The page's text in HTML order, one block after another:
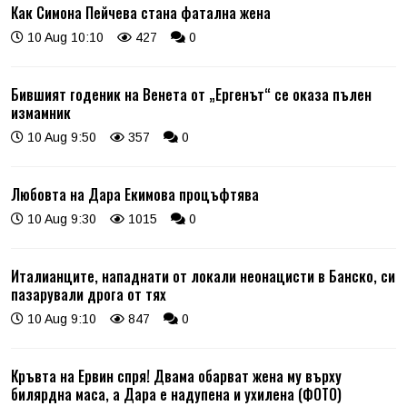
Как Симона Пейчева стана фатална жена
10 Aug 10:10 427 0
Бившият годеник на Венета от „Ергенът“ се оказа пълен
измамник
10 Aug 9:50 357 0
Любовта на Дара Екимова процъфтява
10 Aug 9:30 1015 0
Италианците, нападнати от локали неонацисти в Банско, си
пазарували дрога от тях
10 Aug 9:10 847 0
Кръвта на Ервин спря! Двама обарват жена му върху
билярдна маса, а Дара е надупена и ухилена (ФОТО)